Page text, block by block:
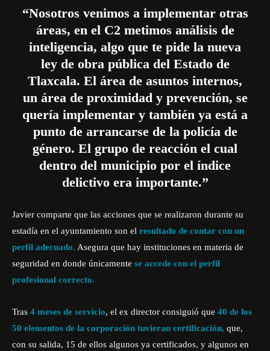
“Nosotros venimos a implementar otras
áreas, en el C2 metimos análisis de
inteligencia, algo que te pide la nueva
ley de obra pública del Estado de
Tlaxcala. El área de asuntos internos,
un área de proximidad y prevención, se
quería implementar y también ya está a
punto de arrancarse de la policía de
género. El grupo de reacción el cual
dentro del municipio por el índice
delictivo era importante.”
Javier comparte que las acciones que se realizaron durante su
estadía en el ayuntamiento son el resultado de contar con un
perfil adecuado. Asegura que hay instituciones en materia de
seguridad en donde únicamente se accede con el perfil
profesional correcto.
Tras 4 meses de servicio, el ex director consiguió que 40 de los
50 elementos de la corporación tuvieran certificación, que,
con su salida, 15 de ellos algunos ya certificados, y algunos en